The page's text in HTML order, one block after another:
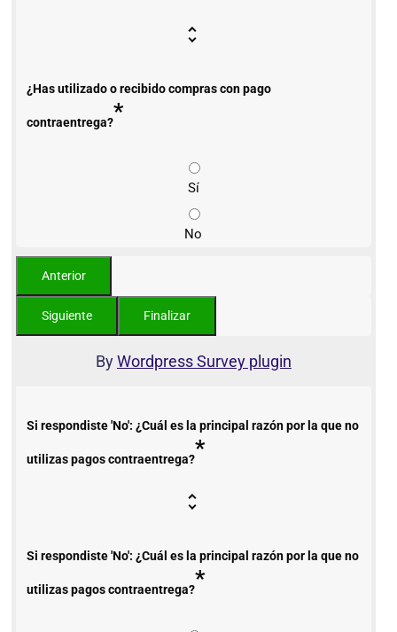
¿Has utilizado o recibido compras con pago
contraentrega?*
Sí
No
ByWordpress Survey plugin
Si respondiste 'No': ¿Cuál es la principal razón por la que no
utilizas pagos contraentrega?*
Si respondiste 'No': ¿Cuál es la principal razón por la que no
utilizas pagos contraentrega?*